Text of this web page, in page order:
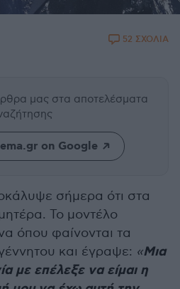
52 ΣΧΟΛΙΑ
μας στα αποτελέσματα
on Google
σήμερα ότι στα
Το μοντέλο
όπου φαίνονται τα
και έγραψε: «Μια
με επέλεξε να είμαι η